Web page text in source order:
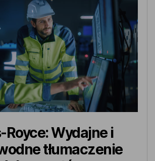
Royce: Wydajne i
tłumaczenie